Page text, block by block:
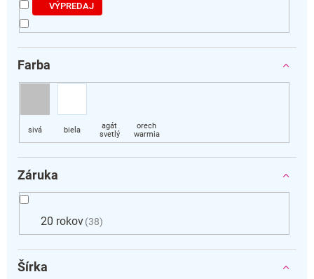
VÝPREDAJ
Farba
Záruka
20 rokov 38
Šírka